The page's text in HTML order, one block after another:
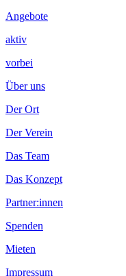
Angebote
aktiv
vorbei
Über uns
Der Ort
Der Verein
Das Team
Das Konzept
Partner:innen
Spenden
Mieten
Impressum